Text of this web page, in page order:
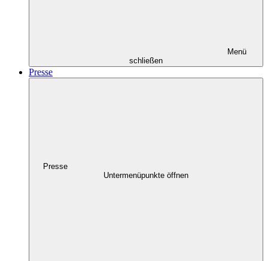
Menü
schließen
Presse
Presse
Untermenüpunkte öffnen